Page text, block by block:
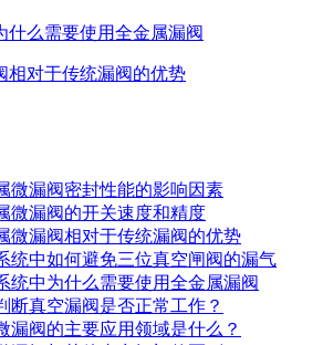
什么需要使用全金属漏阀
相对于传统漏阀的优势
微漏阀密封性能的影响因素
微漏阀的开关速度和精度
微漏阀相对于传统漏阀的优势
统中如何避免三位真空闸阀的漏气
统中为什么需要使用全金属漏阀
断真空漏阀是否正常工作？
漏阀的主要应用领域是什么？